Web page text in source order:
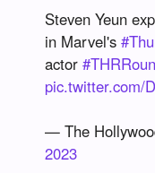
Steven Yeun
in Marvel's
actor
pic.twitter.com/
— The
2023